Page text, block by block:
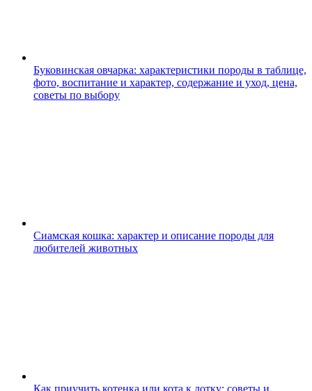
Буковинская овчарка: характеристики породы в таблице,
фото, воспитание и характер, содержание и уход, цена,
советы по выбору
Сиамская кошка: характер и описание породы для
любителей животных
Как приучить котенка или кота к лотку: советы и